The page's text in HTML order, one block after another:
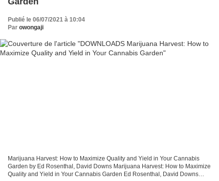
Publié le 06/07/2021 à 10:04
Par owongaji
Marijuana Harvest: How to Maximize Quality and Yield in Your Cannabis
Garden by Ed Rosenthal, David Downs Marijuana Harvest: How to Maximize
Quality and Yield in Your Cannabis Garden Ed Rosenthal, David Downs